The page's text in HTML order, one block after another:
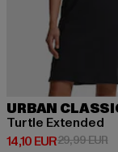
URBAN
Turtle Extended
14,10 EUR
Derzeitiger Preis:
29,99 EUR